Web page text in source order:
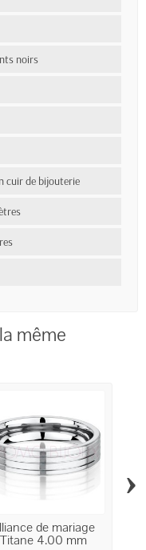
noirs
cuir de bijouterie
même
de mariage
Titane 4.00 mm
›